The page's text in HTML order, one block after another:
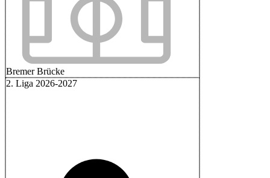
Bremer Brücke
2. Liga 2026-2027